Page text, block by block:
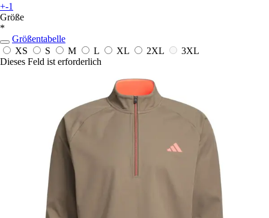
+-1
Größe
*
Größentabelle
XS
S M L XL 2XL
3XL
Dieses Feld ist erforderlich